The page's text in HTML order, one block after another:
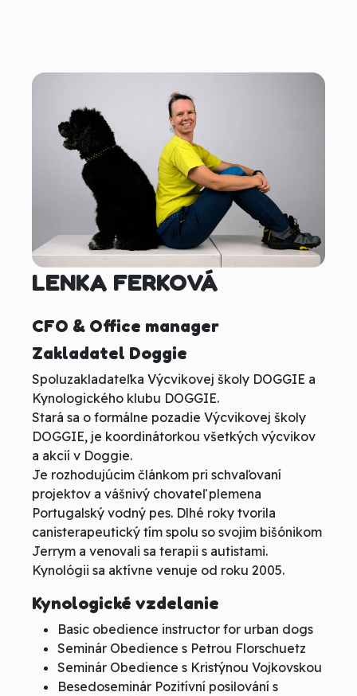
LENKA FERKOVÁ
CFO & Office manager
Zakladatel Doggie
Spoluzakladateľka Výcvikovej školy DOGGIE a
Kynologického klubu DOGGIE.
Stará sa o formálne pozadie Výcvikovej školy
DOGGIE, je koordinátorkou všetkých výcvikov
a akcií v Doggie.
Je rozhodujúcim článkom pri schvaľovaní
projektov a vášnivý chovateľ plemena
Portugalský vodný pes. Dlhé roky tvorila
canisterapeutický tím spolu so svojim bišónikom
Jerrym a venovali sa terapii s autistami.
Kynológii sa aktívne venuje od roku 2005.
Kynologické vzdelanie
Basic obedience instructor for urban dogs
Seminár Obedience s Petrou Florschuetz
Seminár Obedience s Kristýnou Vojkovskou
Besedoseminár Pozitívní posilování s